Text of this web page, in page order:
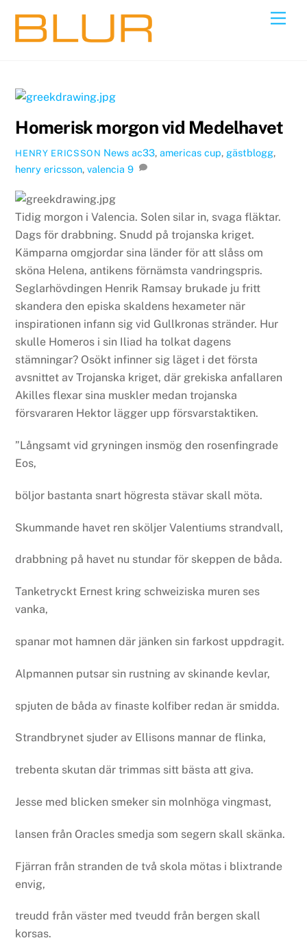
content
Homerisk morgon vid Medelhavet
HENRY ERICSSON News ac33,americas cup, gästblogg,
henry ericsson,valencia 9
Tidig morgon i Valencia. Solen silar in, svaga fläktar.
Dags för drabbning. Snudd på trojanska kriget.
Kämparna omgjordar sina länder för att slåss om
sköna Helena, antikens förnämsta vandringspris.
Seglarhövdingen Henrik Ramsay brukade ju fritt
skandera den episka skaldens hexameter när
inspirationen infann sig vid Gullkronas stränder. Hur
skulle Homeros i sin Iliad ha tolkat dagens
stämningar? Osökt infinner sig läget i det första
avsnittet av Trojanska kriget, där grekiska anfallaren
Akilles flexar sina muskler medan trojanska
försvararen Hektor lägger upp försvarstaktiken.
”Långsamt vid gryningen insmög den rosenfingrade
Eos,
böljor bastanta snart högresta stävar skall möta.
Skummande havet ren sköljer Valentiums strandvall,
drabbning på havet nu stundar för skeppen de båda.
Tanketryckt Ernest kring schweiziska muren ses
vanka,
spanar mot hamnen där jänken sin farkost uppdragit.
Alpmannen putsar sin rustning av skinande kevlar,
spjuten de båda av finaste kolfiber redan är smidda.
Strandbrynet sjuder av Ellisons mannar de flinka,
trebenta skutan där trimmas sitt bästa att giva.
Jesse med blicken smeker sin molnhöga vingmast,
lansen från Oracles smedja som segern skall skänka.
Fjärran från stranden de två skola mötas i blixtrande
envig,
treudd från väster med tveudd från bergen skall
korsas.